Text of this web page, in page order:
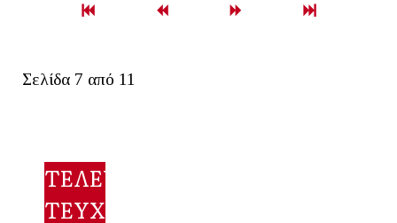
Σελίδα 7 από 11
ΤΕΛΕΥΤΑΙΟ
ΤΕΥΧΟΣ